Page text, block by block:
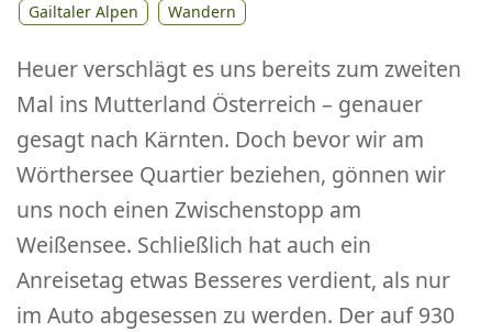
Gailtaler Alpen
Wandern
Heuer verschlägt es uns bereits zum zweiten
Mal ins Mutterland Österreich – genauer
gesagt nach Kärnten. Doch bevor wir am
Wörthersee Quartier beziehen, gönnen wir
uns noch einen Zwischenstopp am
Weißensee. Schließlich hat auch ein
Anreisetag etwas Besseres verdient, als nur
im Auto abgesessen zu werden. Der auf 930